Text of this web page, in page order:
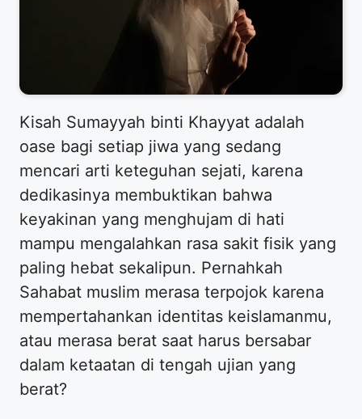
​Kisah Sumayyah binti Khayyat adalah
oase bagi setiap jiwa yang sedang
mencari arti keteguhan sejati, karena
dedikasinya membuktikan bahwa
keyakinan yang menghujam di hati
mampu mengalahkan rasa sakit fisik yang
paling hebat sekalipun. Pernahkah
Sahabat muslim merasa terpojok karena
mempertahankan identitas keislamanmu,
atau merasa berat saat harus bersabar
dalam ketaatan di tengah ujian yang
berat?